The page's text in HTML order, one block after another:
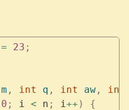
= 23 ;
m , int q , int aw, int
0 ; i < n ; i++ )
{